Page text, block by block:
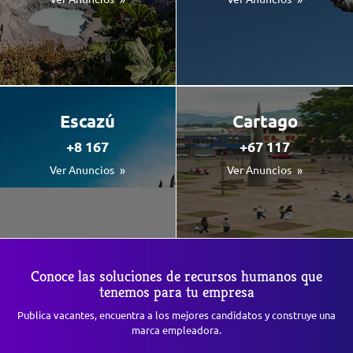
Escazú
+8 167
Ver Anuncios
Cartago
+67 117
Ver Anuncios
Conoce las soluciones de recursos humanos que
tenemos para tu empresa
Publica vacantes, encuentra a los mejores candidatos y construye una
marca empleadora.